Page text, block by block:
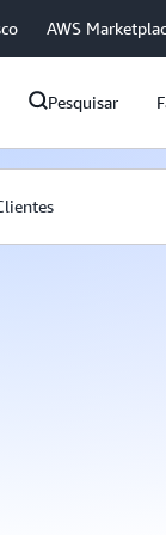
AWS
Pesquisar